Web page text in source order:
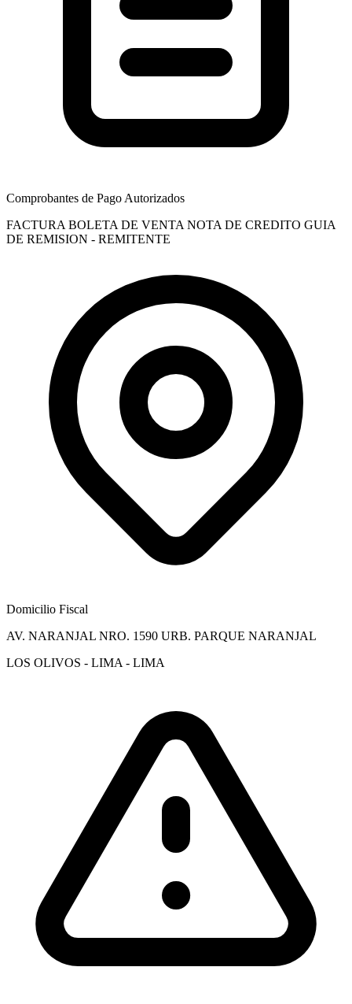
Comprobantes de Pago Autorizados
FACTURA BOLETA DE VENTA NOTA DE CREDITO GUIA
DE REMISION - REMITENTE
Domicilio Fiscal
AV. NARANJAL NRO. 1590 URB. PARQUE NARANJAL
LOS OLIVOS - LIMA - LIMA